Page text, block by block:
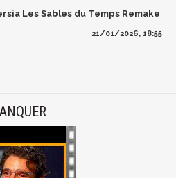
Les Sables du Temps Remake
21/01/2026, 18:55